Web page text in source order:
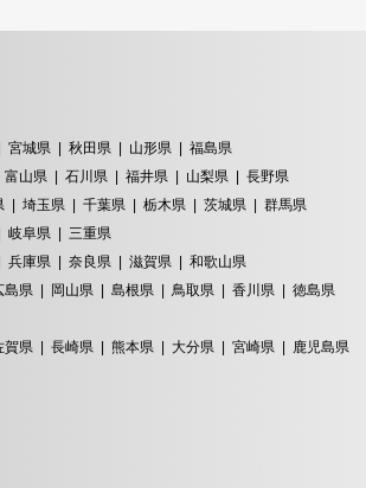
宮城県 秋田県 山形県
福島県
富山県 石川県 福井県 山梨県
長野県
埼玉県 千葉県 栃木県 茨城県
群馬県
岐阜県
三重県
兵庫県 奈良県 滋賀県
和歌山県
島県 岡山県 島根県 鳥取県 香川県
徳島県
賀県 長崎県 熊本県 大分県 宮崎県
鹿児島県